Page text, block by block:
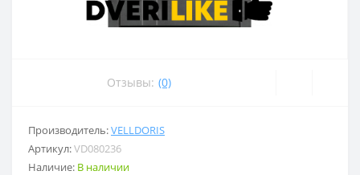
Отзывы: (0)
Производитель:VELLDORIS
Артикул:VD080236
Наличие: В наличии